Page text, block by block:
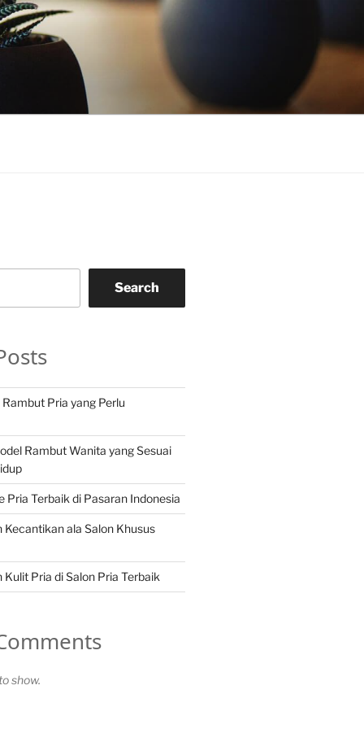
Search
Pria yang Perlu
Rambut Wanita yang Sesuai
Pria Terbaik di Pasaran Indonesia
Kecantikan ala Salon Khusus
Pria di Salon Pria Terbaik
show.